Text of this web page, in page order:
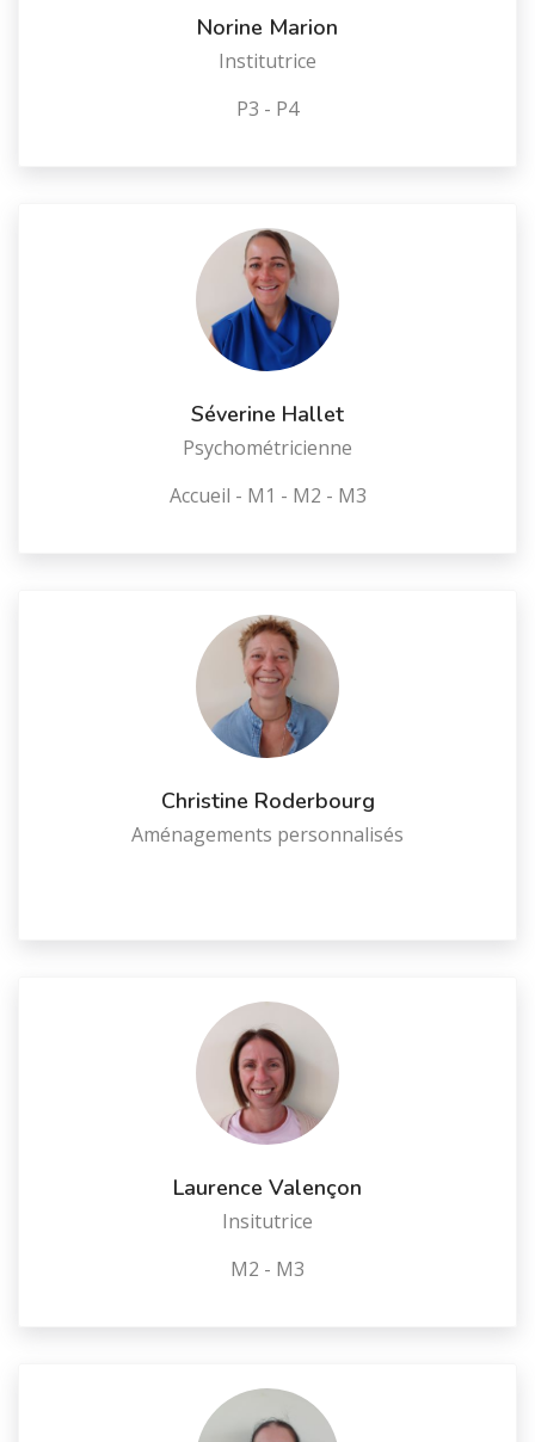
Norine Marion
Institutrice
P3 - P4
Séverine Hallet
Psychométricienne
Accueil - M1 - M2 - M3
Christine Roderbourg
Aménagements personnalisés
Laurence Valençon
Insitutrice
M2 - M3